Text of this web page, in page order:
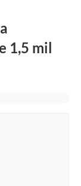
1,5 mil